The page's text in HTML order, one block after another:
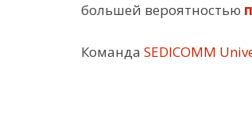
большей вероятностью
Команда SEDICOMM